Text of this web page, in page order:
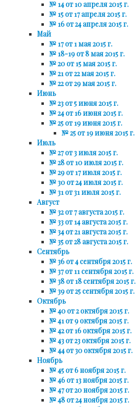
№ 14 от 10 апреля 2015 г.
№ 15 от 17 апреля 2015 г.
№ 16 от 24 апреля 2015 г.
Май
№ 17 от 1 мая 2015 г.
№ 18-19 от 8 мая 2015 г.
№ 20 от 15 мая 2015 г.
№ 21 от 22 мая 2015 г.
№ 22 от 29 мая 2015 г.
Июнь
№ 23 от 5 июня 2015 г.
№ 24 от 16 июня 2015 г.
№ 25 от 19 июня 2015 г.
№ 25 от 19 июня 2015 г.
Июль
№ 27 от 3 июля 2015 г.
№ 28 от 10 июля 2015 г.
№ 29 от 17 июля 2015 г.
№ 30 от 24 июля 2015 г.
№ 31 от 31 июля 2015 г.
Август
№ 32 от 7 августа 2015 г.
№ 33 от 14 августа 2015 г.
№ 34 от 21 августа 2015 г.
№ 35 от 28 августа 2015 г.
Сентябрь
№ 36 от 4 сентября 2015 г.
№ 37 от 11 сентября 2015 г.
№ 38 от 18 сентября 2015 г.
№ 39 от 25 сентября 2015 г.
Октябрь
№ 40 от 2 октября 2015 г.
№ 41 от 9 октября 2015 г.
№ 42 от 16 октября 2015 г.
№ 43 от 23 октября 2015 г.
№ 44 от 30 октября 2015 г.
Ноябрь
№ 45 от 6 ноября 2015 г.
№ 46 от 13 ноября 2015 г.
№ 47 от 20 ноября 2015 г.
№ 48 от 24 ноября 2015 г.